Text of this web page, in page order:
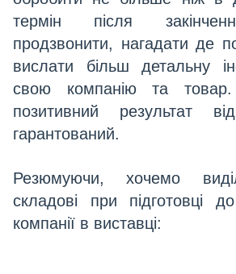
термін після
продзвонити, нагадати де
вислати більш детальну
свою компанію та товар.
позитивний результат
гарантований.
Резюмуючи, хочемо
складові при підготовці
компанії в виставці: